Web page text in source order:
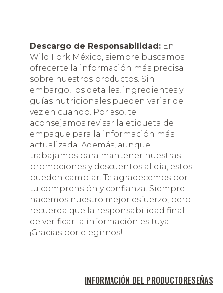
INFORMACIÓN DEL PRODUCTORESEÑAS
Descargo de Responsabilidad: En
Wild Fork México, siempre buscamos
ofrecerte la información más precisa
sobre nuestros productos. Sin
embargo, los detalles, ingredientes y
guías nutricionales pueden variar de
vez en cuando. Por eso, te
aconsejamos revisar la etiqueta del
empaque para la información más
actualizada. Además, aunque
trabajamos para mantener nuestras
promociones y descuentos al día, estos
pueden cambiar. Te agradecemos por
tu comprensión y confianza. Siempre
hacemos nuestro mejor esfuerzo, pero
recuerda que la responsabilidad final
de verificar la información es tuya.
¡Gracias por elegirnos!